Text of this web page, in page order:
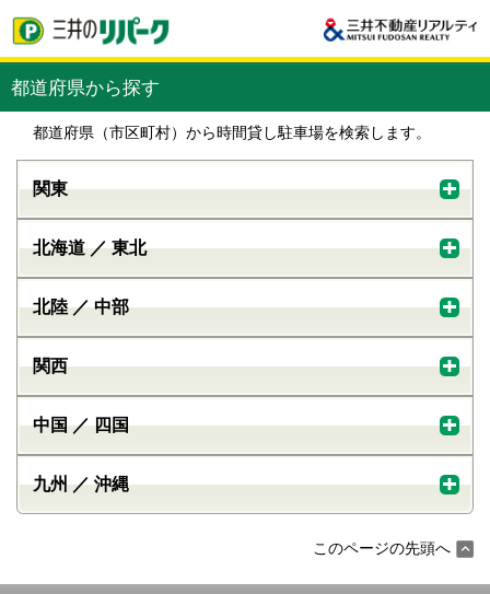
都道府県から探す
都道府県（市区町村）から時間貸し駐車場を検索します。
関東
北海道 ／ 東北
北陸 ／ 中部
関西
中国 ／ 四国
九州 ／ 沖縄
このページの先頭へ